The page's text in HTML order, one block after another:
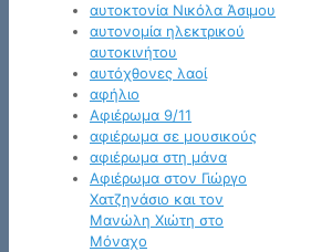
αυτοκτονία Νικόλα Άσιμου
αυτονομία ηλεκτρικού
αυτοκινήτου
αυτόχθονες λαοί
αφήλιο
Αφιέρωμα 9/11
αφιέρωμα σε μουσικούς
αφιέρωμα στη μάνα
Αφιέρωμα στον Γιώργο
Χατζηνάσιο και τον
Μανώλη Χιώτη στο
Μόναχο